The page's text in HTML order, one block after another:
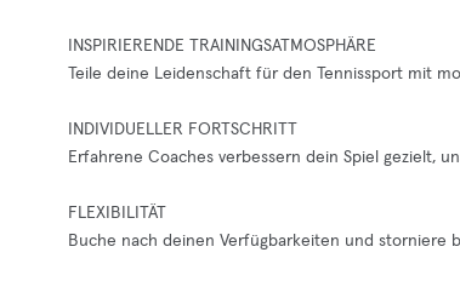
INSPIRIERENDE TRAININGSATMOSPHÄRE
Teile deine Leidenschaft für den Tennissport mit
INDIVIDUELLER FORTSCHRITT
Erfahrene Coaches verbessern dein Spiel gezielt,
FLEXIBILITÄT
Buche nach deinen Verfügbarkeiten und storniere